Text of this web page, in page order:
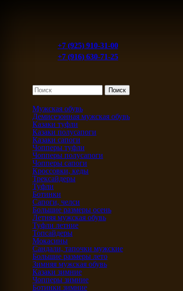
+7 (925) 910-31-00
+7 (916) 630-71-25
Мужская обувь
Демисезонная мужская обувь
Казаки туфли
Казаки полусапоги
Казаки сапоги
Чопперы туфли
Чопперы полусапоги
Чопперы сапоги
Кроссовки, кеды
Трексайдеры
Туфли
Ботинки
Сапоги, челси
Большие размеры осень
Летняя мужская обувь
Туфли летние
Топсайдеры
Мокасины
Сандали, тапочки мужские
Большие размеры лето
Зимняя мужская обувь
Казаки зимние
Чопперы зимние
Ботинки зимние